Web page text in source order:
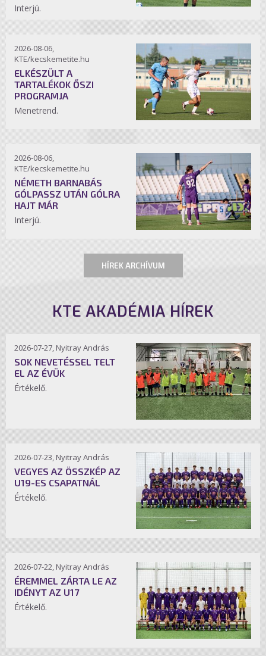
Interjú.
2026-08-06,
KTE/kecskemetite.hu
ELKÉSZÜLT A
TARTALÉKOK ŐSZI
PROGRAMJA
Menetrend.
2026-08-06,
KTE/kecskemetite.hu
NÉMETH BARNABÁS
GÓLPASSZ UTÁN GÓLRA
HAJT MÁR
Interjú.
HÍREK ARCHÍVUM
KTE AKADÉMIA HÍREK
2026-07-27, Nyitray András
SOK NEVETÉSSEL TELT
EL AZ ÉVÜK
Értékelő.
2026-07-23, Nyitray András
VEGYES AZ ÖSSZKÉP AZ
U19-ES CSAPATNÁL
Értékelő.
2026-07-22, Nyitray András
ÉREMMEL ZÁRTA LE AZ
IDÉNYT AZ U17
Értékelő.